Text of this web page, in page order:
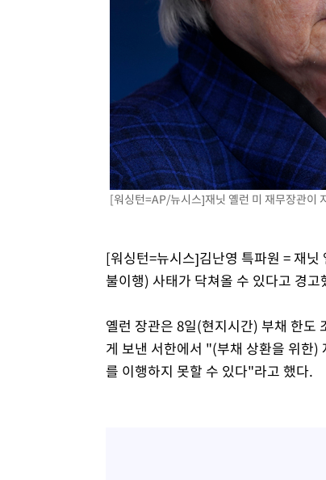
[속보]與 당대표 경선, 제주·인천 권리당원 투표 김
낮 최고 35도 '무더위'…동해안 시간당 30㎜ '강한 비
[속보]이강인 "감독님이 원하는 마음 느꼈고, 많은 트
수도권 40도 육박 '펄펄'…동해안 일부 지역엔 호의
온열질환 사망자 3명 늘어…누적 환자 3000명 돌파
강릉에 시간당 81.4㎜ 물폭탄…도로 잠기고 담벼락
백운산서 80년근 천종산삼 9뿌리 발견…감정가 1.3
선재도서 해루질 나섰다 실종 60대, 닷새 만에 숨진
남자 농구, 나고야 아시안게임서 '홈팀' 일본과 한일전
축구협회 "압수수색·성접대 논란 사과…쇄신의 기
[속보]'압수수색·성접대 논란' 축구협회 "실망과 걱정
[속보]뉴욕증시 상승 마감…S&P 0.6% 나스닥
[워싱턴=AP/뉴시스]재닛 옐런 미 재무장관이
[워싱턴=뉴시스]김난영 특파원 = 재
불이행) 사태가 닥쳐올 수 있다고 경고
옐런 장관은 8일(현지시간) 부채 한도
게 보낸 서한에서 "(부채 상환을 위한
를 이행하지 못할 수 있다"라고 했다.